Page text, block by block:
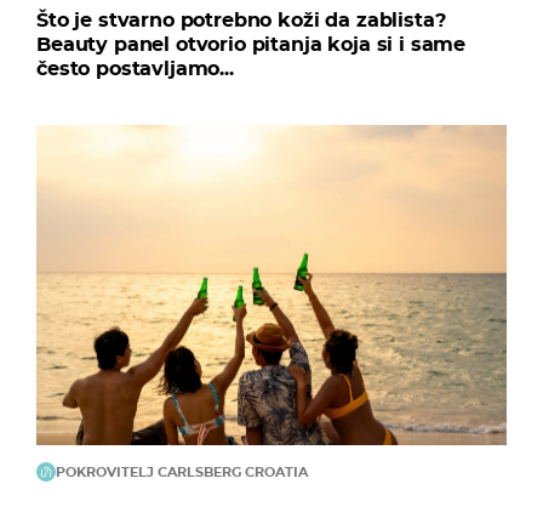
Što je stvarno potrebno koži da zablista?
Beauty panel otvorio pitanja koja si i same
često postavljamo...
POKROVITELJ CARLSBERG CROATIA